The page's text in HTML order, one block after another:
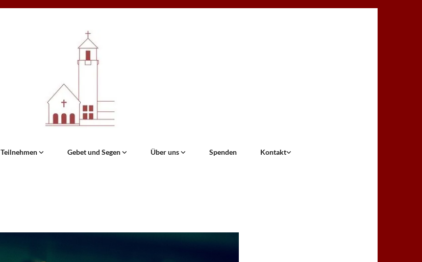
Teilnehmen Gebet und Segen Über uns Spenden Kontakt